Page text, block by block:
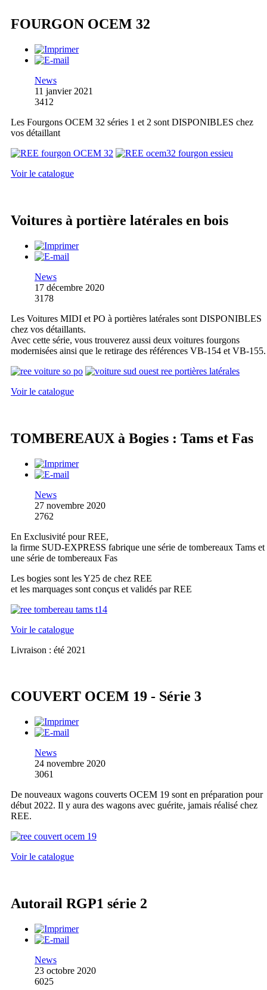
FOURGON OCEM 32
News
11 janvier 2021
3412
Les Fourgons OCEM 32 séries 1 et 2 sont DISPONIBLES chez
vos détaillant
Voir le catalogue
Voitures à portière latérales en bois
News
17 décembre 2020
3178
Les Voitures MIDI et PO à portières latérales sont DISPONIBLES
chez vos détaillants.
Avec cette série, vous trouverez aussi deux voitures fourgons
modernisées ainsi que le retirage des références VB-154 et VB-155.
Voir le catalogue
TOMBEREAUX à Bogies : Tams et Fas
News
27 novembre 2020
2762
En Exclusivité pour REE,
la firme SUD-EXPRESS fabrique une série de tombereaux Tams et
une série de tombereaux Fas
Les bogies sont les Y25 de chez REE
et les marquages sont conçus et validés par REE
Voir le catalogue
Livraison : été 2021
COUVERT OCEM 19 - Série 3
News
24 novembre 2020
3061
De nouveaux wagons couverts OCEM 19 sont en préparation pour
début 2022. Il y aura des wagons avec guérite, jamais réalisé chez
REE.
Voir le catalogue
Autorail RGP1 série 2
News
23 octobre 2020
6025